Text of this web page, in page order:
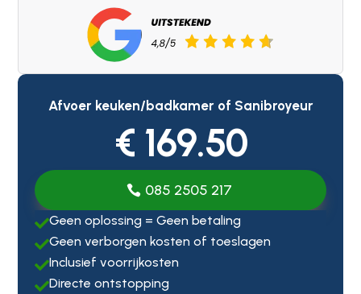
Afvoer keuken/badkamer of Sanibroyeur
€ 169.50
085 2505 217
Geen oplossing = Geen betaling
Geen verborgen kosten of toeslagen
Inclusief voorrijkosten
Directe ontstopping